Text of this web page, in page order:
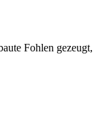
Fohlen gezeugt,